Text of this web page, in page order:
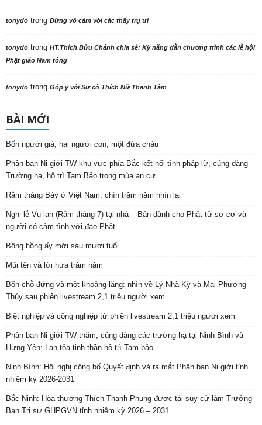
tonydo trong Đừng vô cảm với các thầy trụ trì
tonydo trong HT.Thích Bửu Chánh chia sẻ: Kỹ năng dẫn chương trình các lễ hội
Phật giáo Nam tông
tonydo trong Góp ý với Sư cô Thích Nữ Thanh Tâm
BÀI MỚI
Bốn người già, hai người con, một đứa cháu
Phân ban Ni giới TW khu vực phía Bắc kết nối tình pháp lữ, cúng dàng
Trường hạ, hộ trì Tam Bảo trong mùa an cư
Rằm tháng Bảy ở Việt Nam, chín trăm năm nhìn lại
Nghi lễ Vu lan (Rằm tháng 7) tại nhà – Bản dành cho Phật tử sơ cơ và
người có cảm tình với đạo Phật
Bông hồng ấy mới sáu mươi tuổi
Mũi tên và lời hứa trăm năm
Bốn chỗ đứng và một khoảng lặng: nhìn về Lý Nhã Kỳ và Mai Phương
Thúy sau phiên livestream 2,1 triệu người xem
Biệt nghiệp và cộng nghiệp từ phiên livestream 2,1 triệu người xem
Phân ban Ni giới TW thăm, cúng dàng các trường hạ tại Ninh Bình và
Hưng Yên: Lan tỏa tinh thần hộ trì Tam bảo
Ninh Bình: Hội nghị công bố Quyết định và ra mắt Phân ban Ni giới tỉnh
nhiệm kỳ 2026-2031
Bắc Ninh: Hòa thượng Thích Thanh Phụng được tái suy cử làm Trưởng
Ban Trị sự GHPGVN tỉnh nhiệm kỳ 2026 – 2031